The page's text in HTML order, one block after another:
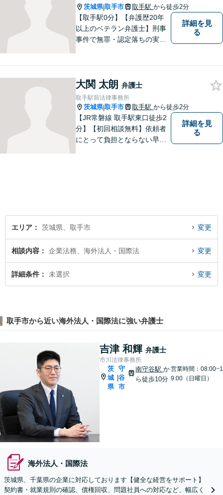
茨城県|取手市 取手駅 から徒歩2分
【取手駅0分】【弁護歴20年
以上のベテラン弁護士】刑事
事件で無罪・認定落ちの実績
たら、お気軽にご相談くださ
い！【毎日対応◎】
詳細を見
る
大関 太朗 弁護士
取手駅前法律事務所
茨城県|取手市 取手駅 から徒歩2分
【JR常磐線 取手駅東口徒歩2
分】【初回相談無料】依頼者
にとって負担とならない早期
詳細を見
る
エリア 茨城県、取手市 変更
相談内容 企業法務、海外法人・国際法 変更
詳細条件 未選択 変更
取手市から近い海外法人・国際法に強い弁護士
吉津 和輝 弁護士
市川法律事務所
茨
城
県
守
谷
市
南守谷駅か
ら徒歩10分
営業時間：08:00~1
9:00（日曜日）
海外法人・国際法
茨城県、千葉県の企業に対応しております【健全な経営をサポート】
契約書・就業規則の確認、債権回収、問題社員への対応など、幅広く